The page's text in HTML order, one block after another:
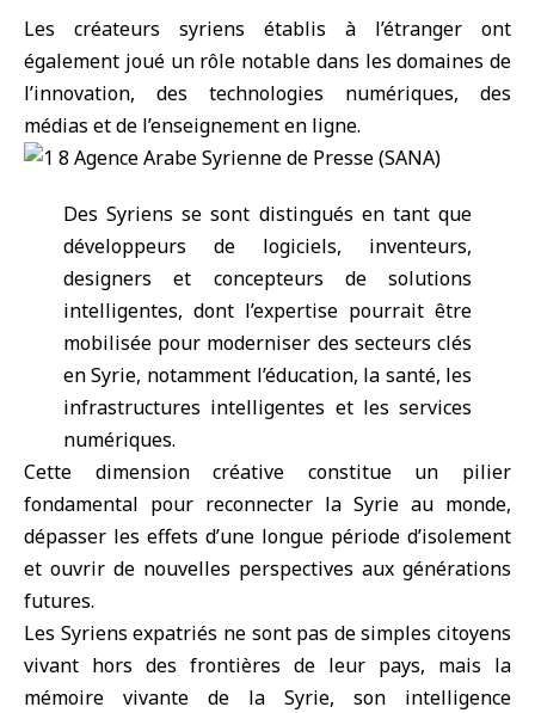
Les créateurs syriens établis à l’étranger ont
également joué un rôle notable dans les domaines de
l’innovation, des technologies numériques, des
médias et de l’enseignement en ligne.
Des Syriens se sont distingués en tant que
développeurs de logiciels, inventeurs,
designers et concepteurs de solutions
intelligentes, dont l’expertise pourrait être
mobilisée pour moderniser des secteurs clés
en Syrie, notamment l’éducation, la santé, les
infrastructures intelligentes et les services
numériques.
Cette dimension créative constitue un pilier
fondamental pour reconnecter la Syrie au monde,
dépasser les effets d’une longue période d’isolement
et ouvrir de nouvelles perspectives aux générations
futures.
Les Syriens expatriés ne sont pas de simples citoyens
vivant hors des frontières de leur pays, mais la
mémoire vivante de la Syrie, son intelligence